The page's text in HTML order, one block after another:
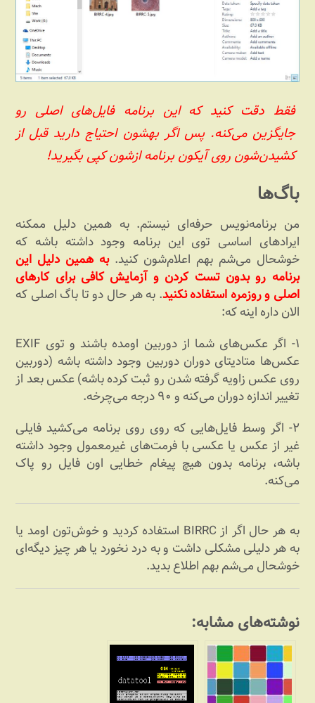
فقط دقت کنید که این برنامه فایل‌های اصلی رو
جایگزین می‌کنه. پس اگر بهشون احتیاج دارید قبل از
کشیدن‌شون روی آیکون برنامه ازشون کپی بگیرید!
باگ‌ها
من برنامه‌نویس حرفه‌ای نیستم. به همین دلیل ممکنه
ایرادهای اساسی توی این برنامه وجود داشته باشه که
خوشحال می‌شم بهم اعلام‌شون کنید.به همین دلیل این
برنامه رو بدون تست کردن و آزمایش کافی برای کارهای
اصلی و روزمره استفاده نکنید. به هر حال دو تا باگ اصلی که
الان داره اینه که:
۱- اگر عکس‌های شما از دوربین اومده باشند و توی EXIF
عکس‌ها متادیتای دوران دوربین وجود داشته باشه (دوربین
روی عکس زاویه گرفته شدن رو ثبت کرده باشه)‌ عکس بعد از
تغییر اندازه دوران می‌کنه و ۹۰ درجه می‌چرخه.
۲- اگر وسط فایل‌هایی که روی روی برنامه می‌کشید فایلی
غیر از عکس یا عکسی با فرمت‌های غیرمعمول وجود داشته
باشه، برنامه بدون هیچ پیغام خطایی اون فایل رو پاک
می‌کنه.
به هر حال اگر از BIRRC استفاده کردید و خوش‌تون اومد یا
به هر دلیلی مشکلی داشت و به درد نخورد یا هر چیز دیگه‌ای
خوشحال می‌شم بهم اطلاع بدید.
نوشته‌های مشابه: